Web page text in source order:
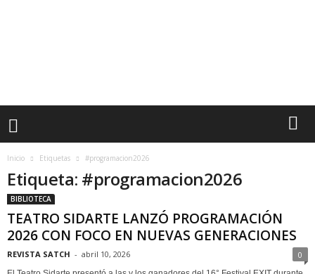
Inicio Etiquetas #programacion2026
Etiqueta: #programacion2026
BIBLIOTECA
TEATRO SIDARTE LANZÓ PROGRAMACIÓN
2026 CON FOCO EN NUEVAS GENERACIONES
REVISTA SATCH - abril 10, 2026 0